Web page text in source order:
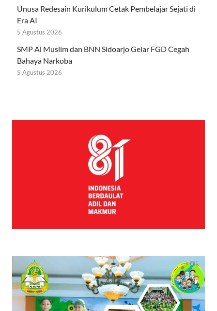
Unusa Redesain Kurikulum Cetak Pembelajar Sejati di
Era AI
5 Agustus 2026
SMP Al Muslim dan BNN Sidoarjo Gelar FGD Cegah
Bahaya Narkoba
5 Agustus 2026